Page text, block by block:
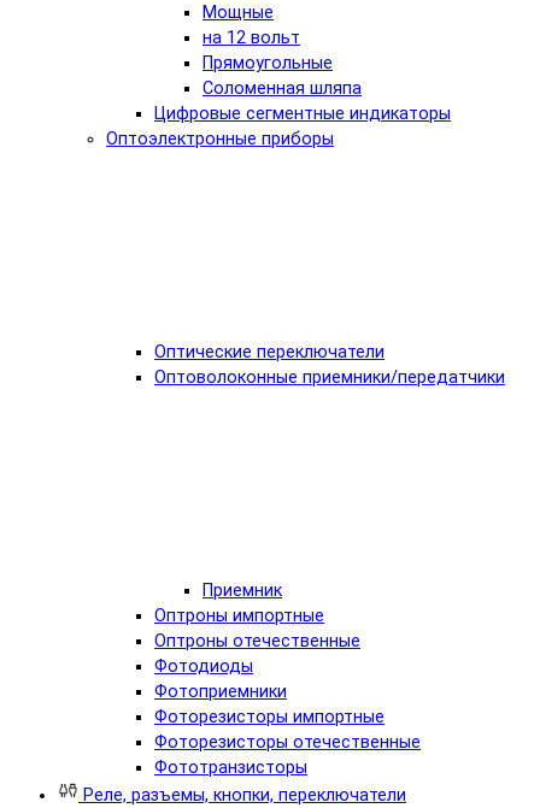
Мощные
на 12 вольт
Прямоугольные
Соломенная шляпа
Цифровые сегментные индикаторы
Оптоэлектронные приборы
Оптические переключатели
Оптоволоконные приемники/передатчики
Приемник
Оптроны импортные
Оптроны отечественные
Фотодиоды
Фотоприемники
Фоторезисторы импортные
Фоторезисторы отечественные
Фототранзисторы
Реле, разъемы, кнопки, переключатели